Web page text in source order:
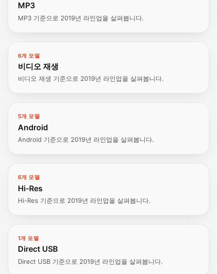
MP3
MP3 기준으로 2019년 라인업을 살펴봅니다.
6개 모델
비디오 재생
비디오 재생 기준으로 2019년 라인업을 살펴봅니다.
5개 모델
Android
Android 기준으로 2019년 라인업을 살펴봅니다.
6개 모델
Hi-Res
Hi-Res 기준으로 2019년 라인업을 살펴봅니다.
1개 모델
Direct USB
Direct USB 기준으로 2019년 라인업을 살펴봅니다.